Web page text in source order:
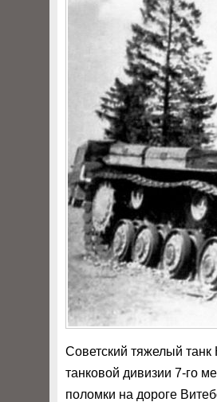
Советский тяжелый танк
танковой дивизии 7-го
поломки на дороге